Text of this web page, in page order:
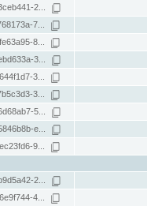
2...
7...
8...
3...
3...
3...
5...
e...
9...
2...
4...